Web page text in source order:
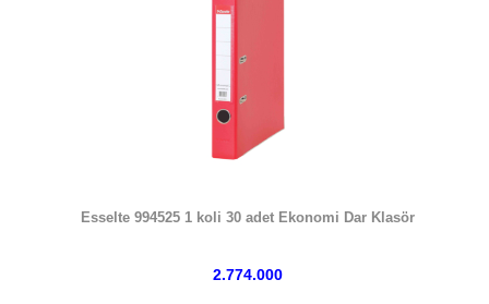
Esselte 994525 1 koli 30 adet Ekonomi Dar Klasör
2.774.000